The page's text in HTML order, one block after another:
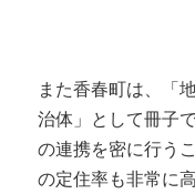
また香春町は、「
治体」として冊子
の連携を密に行う
の定住率も非常に